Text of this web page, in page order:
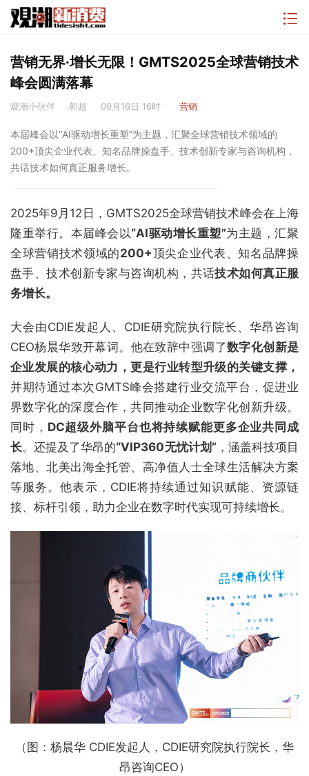
营销无界·增长无限！GMTS2025全球营销技术
峰会圆满落幕
观潮小伙伴 郭超 09月16日 16时 营销
本届峰会以“AI驱动增长重塑”为主题，汇聚全球营销技术领域的
200+顶尖企业代表、知名品牌操盘手、技术创新专家与咨询机构，
共话技术如何真正服务增长。
2025年9月12日，GMTS2025全球营销技术峰会在上海
隆重举行。本届峰会以“AI驱动增长重塑”为主题，汇聚
全球营销技术领域的200+顶尖企业代表、知名品牌操
盘手、技术创新专家与咨询机构，共话技术如何真正服
务增长。
大会由CDIE发起人、CDIE研究院执行院长、华昂咨询
CEO杨晨华致开幕词。他在致辞中强调了数字化创新是
企业发展的核心动力，更是行业转型升级的关键支撑，
并期待通过本次GMTS峰会搭建行业交流平台，促进业
界数字化的深度合作，共同推动企业数字化创新升级。
同时， DC超级外脑平台也将持续赋能更多企业共同成
长。还提及了华昂的“VIP360无忧计划”，涵盖科技项目
落地、北美出海全托管、高净值人士全球生活解决方案
等服务。他表示，CDIE将持续通过知识赋能、资源链
接、标杆引领，助力企业在数字时代实现可持续增长。
（图：杨晨华 CDIE发起人，CDIE研究院执行院长，华
昂咨询CEO）